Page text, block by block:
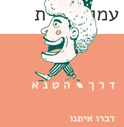
עמוד הבית
דברו איתנו